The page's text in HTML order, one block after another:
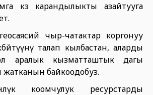
көз карандылыкты азайтууга
чыр-чатактар ​​коргонуу
талап кылбастан, аларды
аралык кызматташтык дагы
жатканын байкоодобуз.
коомчулук ресурстарды